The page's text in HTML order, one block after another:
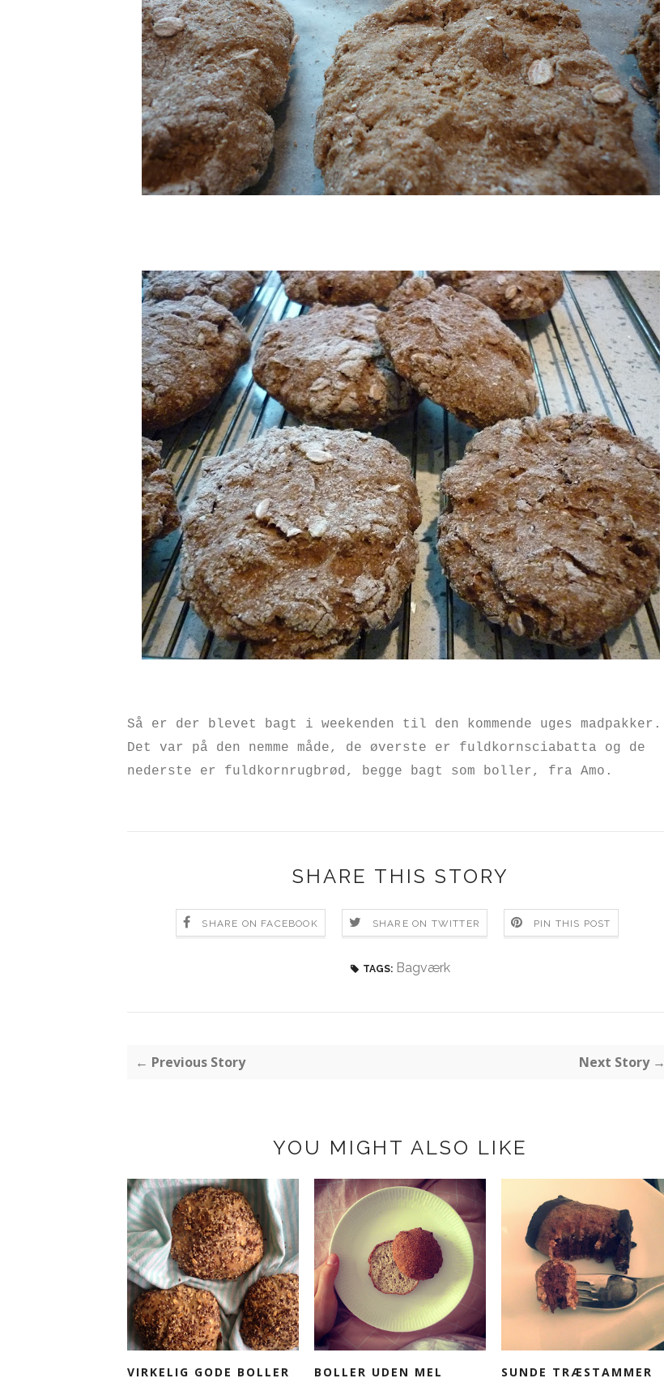
Så er der blevet bagt i weekenden til den kommende uges madpakker.
Det var på den nemme måde, de øverste er fuldkornsciabatta og de
nederste er fuldkornrugbrød, begge bagt som boller, fra Amo.
SHARE THIS STORY
SHARE ON FACEBOOK SHARE ON TWITTER PIN THIS POST
TAGS: Bagværk
← Previous Story Next Story →
YOU MIGHT ALSO LIKE
VIRKELIG GODE BOLLER BOLLER UDEN MEL SUNDE TRÆSTAMMER